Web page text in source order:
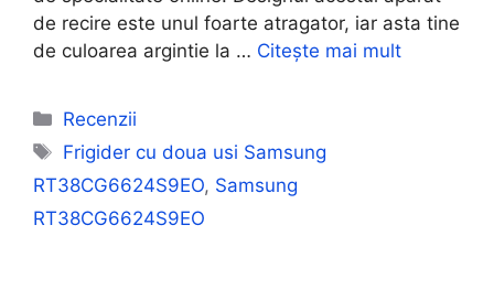
de recire este unul foarte atragator, iar asta tine
de culoarea argintie la … Citește mai mult
Categorii
Recenzii
Etichete
Frigider cu doua usi Samsung
RT38CG6624S9EO, Samsung
RT38CG6624S9EO